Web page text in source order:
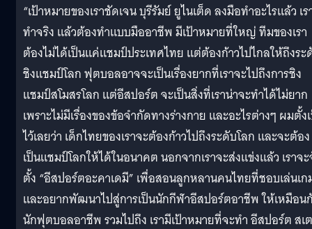
“เป้าหมายของเราชัดเจน บุรีรัมย์ ยูไนเต็ด ลงมือทำอะไรแล้ว เร
ทำจริง แล้วต้องทำแบบมืออาชีพ มีเป้าหมายที่ใหญ่ ทีมของเรา
ต้องไม่ได้เป็นแค่แชมป์ประเทศไทย แต่ต้องก้าวไปไกลให้ถึงระ
ชิงแชมป์โลก ฟุตบอลอาจจะเป็นเรื่องยากที่เราจะไปถึงการชิง
แชมป์สโมสรโลก แต่อีสปอร์ต จะเป็นสิ่งที่เราน่าจะทำได้ไม่ยาก
เพราะไม่มีเรื่องของข้อจำกัดทางร่างกาย และอะไรต่างๆ ผมตั้ง
ไว้เลยว่า เด็กไทยของเราจะต้องก้าวไปถึงระดับโลก และจะต้อง
เป็นแชมป์โลกให้ได้ในอนาคต นอกจากเราจะส่งแข่งแล้ว เราจ
ตั้ง “อีสปอร์ตอะคาเดมี” เพื่อสอนลูกหลานคนไทยที่ชอบเล่นเก
และอยากพัฒนาไปสู่การเป็นนักกีฬาอีสปอร์ตอาชีพ ให้เหมือน
นักฟุตบอลอาชีพ รวมไปถึง เรามีเป้าหมายที่จะทำ อีสปอร์ต สเต